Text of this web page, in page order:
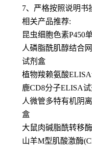
7、严格按照说明书
相关产品推荐:
昆虫细胞色素P450
人磷脂酰肌醇结合
试剂盒
植物羧赖氨酸
鹿CD8分子ELISA
人微管多特有机阴
盒
大鼠肉碱脂酰转移
山羊M型肌酸激酶